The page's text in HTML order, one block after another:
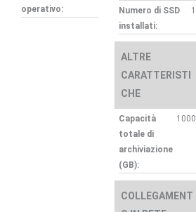
operativo:
Numero di SSD
installati:
1
ALTRE
CARATTERISTI
CHE
Capacità
totale di
archiviazione
(GB):
1000
COLLEGAMENT